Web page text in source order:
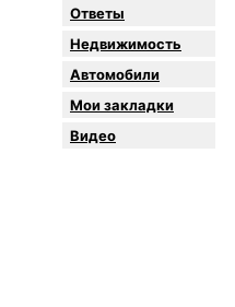
Oтветы
Недвижимость
Автомобили
Мои закладки
Видео